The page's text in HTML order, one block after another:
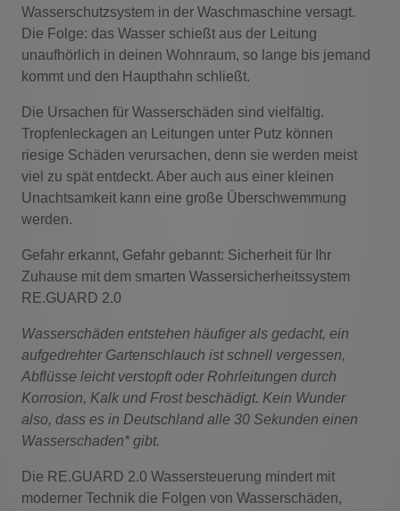
Wasserschutzsystem in der Waschmaschine versagt.
Die Folge: das Wasser schießt aus der Leitung
unaufhörlich in deinen Wohnraum, so lange bis jemand
kommt und den Haupthahn schließt.
Die Ursachen für Wasserschäden sind vielfältig.
Tropfenleckagen an Leitungen unter Putz können
riesige Schäden verursachen, denn sie werden meist
viel zu spät entdeckt. Aber auch aus einer kleinen
Unachtsamkeit kann eine große Überschwemmung
werden.
Gefahr erkannt, Gefahr gebannt: Sicherheit für Ihr
Zuhause mit dem smarten Wassersicherheitssystem
RE.GUARD 2.0
Wasserschäden entstehen häufiger als gedacht, ein
aufgedrehter Gartenschlauch ist schnell vergessen,
Abflüsse leicht verstopft oder Rohrleitungen durch
Korrosion, Kalk und Frost beschädigt. Kein Wunder
also, dass es in Deutschland alle 30 Sekunden einen
Wasserschaden* gibt.
Die RE.GUARD 2.0 Wassersteuerung mindert mit
moderner Technik die Folgen von Wasserschäden,